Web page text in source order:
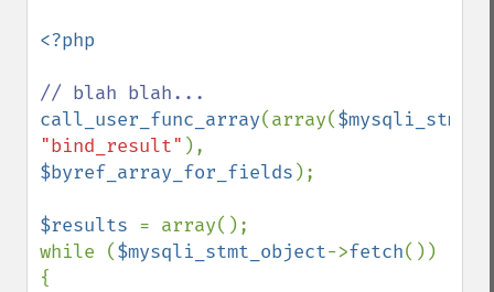
<?php
call_user_func_array(array(
"bind_result"
$byref_array_for_fields );
$results = array();
while ($mysqli_stmt_object->fetch())
{